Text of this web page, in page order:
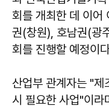
회를 개최한 데 이어
권(창원), 호남권(광
회를 진행할 예정이
산업부 관계자는 "제
시 필요한 사업"이라